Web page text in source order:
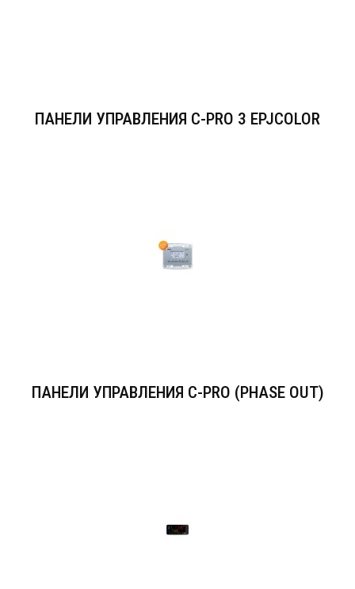
ПАНЕЛИ УПРАВЛЕНИЯ C-PRO 3 EPJCOLOR
ПАНЕЛИ УПРАВЛЕНИЯ C-PRO (PHASE OUT)